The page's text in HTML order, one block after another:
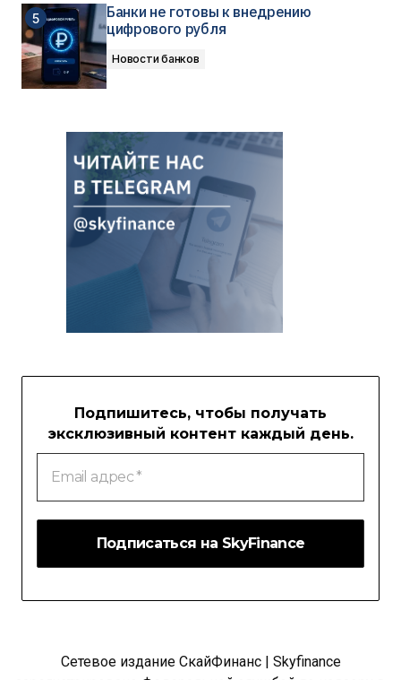
Банки не готовы к внедрению
цифрового рубля
Новости банков
Подпишитесь, чтобы получать
эксклюзивный контент каждый день.
Email
адрес
Сетевое издание СкайФинанс | Skyfinance